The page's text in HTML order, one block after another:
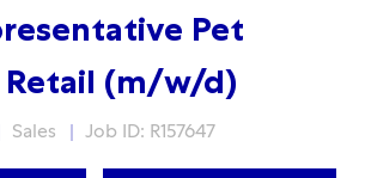
Pet
Retail (m/w/d)
Category
Sales Job ID: R157647